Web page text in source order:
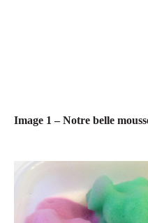
Image 1 – Notre belle